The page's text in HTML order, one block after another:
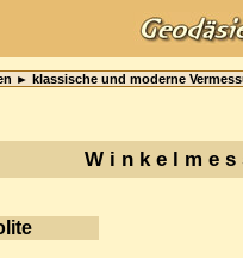
► klassische und moderne
W i n k e l m e